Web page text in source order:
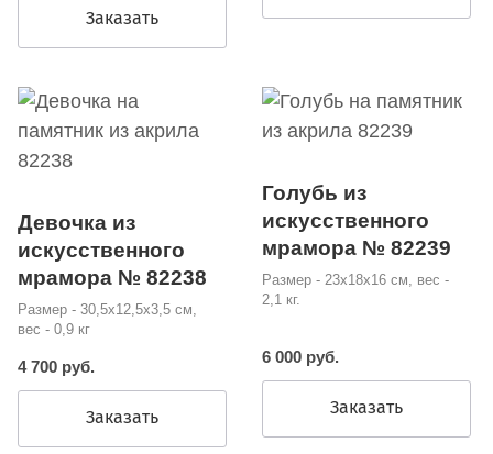
Заказать
Девочка из
искусственного
мрамора № 82238
Размер - 30,5х12,5х3,5 см,
вес - 0,9 кг
4 700 руб.
Заказать
Голубь из
искусственного
мрамора № 82239
Размер - 23х18х16 см, вес -
2,1 кг.
6 000 руб.
Заказать